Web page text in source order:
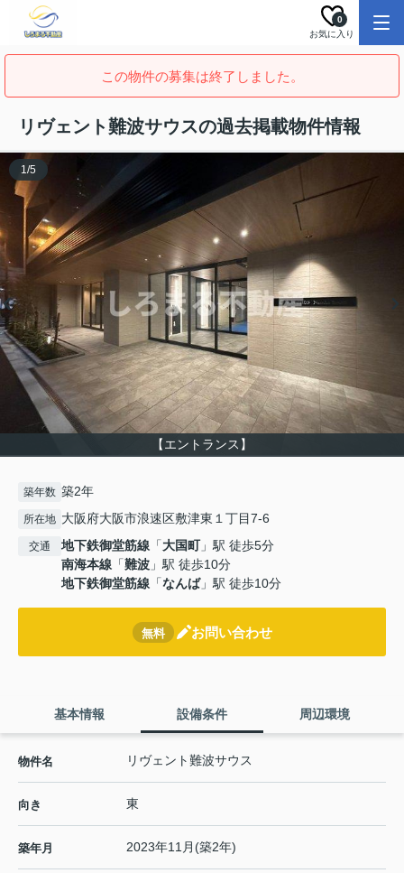
お気に入り
0
この物件の募集は終了しました。
リヴェント難波サウスの過去掲載物件情報
【エントランス】
1/5
築年数 築2年
所在地 大阪府大阪市浪速区敷津東１丁目7-6
交通 地下鉄御堂筋線 「大国町」駅 徒歩5分
南海本線 「難波 」駅 徒歩10分
地下鉄御堂筋線 「なんば」駅 徒歩10分
無料 お問い合わせ
基本情報 設備条件 周辺環境
物件名 リヴェント難波サウス
向き 東
築年月 2023年11月(築2年)